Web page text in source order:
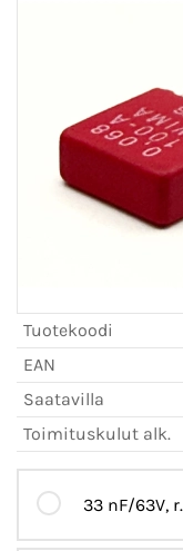
Tuotekoodi
EAN
Saatavilla
Toimituskulut alk.
33 nF/63V,